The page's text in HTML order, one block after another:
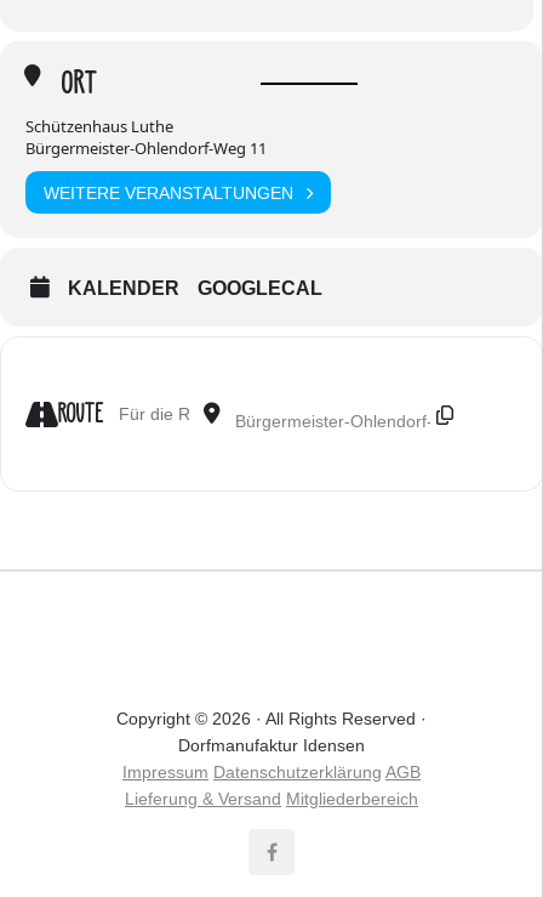
ORT
Schützenhaus Luthe
Bürgermeister-Ohlendorf-Weg 11
WEITERE VERANSTALTUNGEN
KALENDER GOOGLECAL
ROUTE
Copyright © 2026 · All Rights Reserved ·
Dorfmanufaktur Idensen
Impressum Datenschutzerklärung AGB
Lieferung & Versand Mitgliederbereich